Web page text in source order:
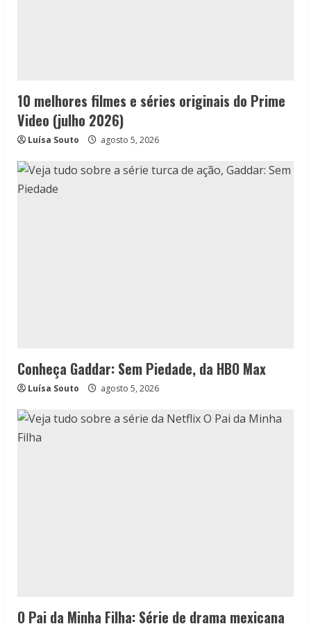
10 melhores filmes e séries originais do Prime
Video (julho 2026)
Luísa Souto agosto 5, 2026
Conheça Gaddar: Sem Piedade, da HBO Max
Luísa Souto agosto 5, 2026
O Pai da Minha Filha: Série de drama mexicana